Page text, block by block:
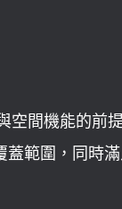
空間機能的前
蓋範圍，同時